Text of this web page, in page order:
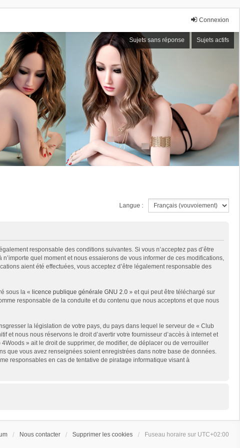
Connexion
Sujets sans réponse Sujets actifs
Langue :
responsable des conditions suivantes. Si vous n’acceptez pas d’être
quel moment et nous essaierons de vous informer de ces modifications,
aient été effectuées, vous acceptez d’être légalement responsable des
sous la « licence publique générale GNU 2.0 » et qui peut être téléchargé sur
responsable de la conduite et du contenu que nous acceptons et que nous
la législation de votre pays, du pays dans lequel le serveur de « Club
nous nous réservons le droit d’avertir votre fournisseur d’accès à internet et
» ait le droit de supprimer, de modifier, de déplacer ou de verrouiller
que vous avez renseignées soient enregistrées dans notre base de données.
responsables en cas de tentative de piratage informatique visant à
Nous contacter Supprimer les cookies Fuseau horaire sur UTC+02:00